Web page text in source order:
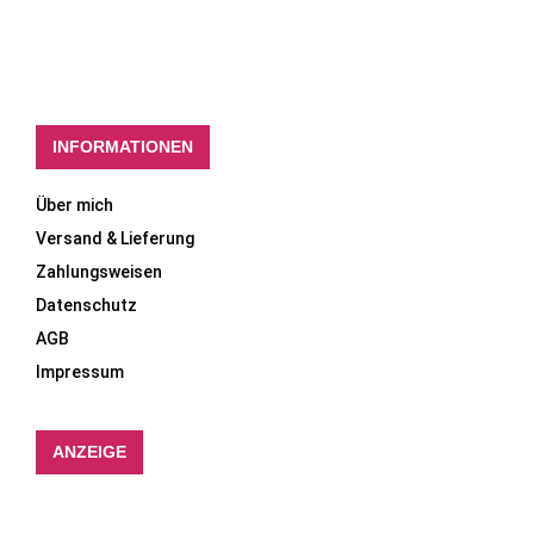
INFORMATIONEN
Über mich
Versand & Lieferung
Zahlungsweisen
Datenschutz
AGB
Impressum
ANZEIGE